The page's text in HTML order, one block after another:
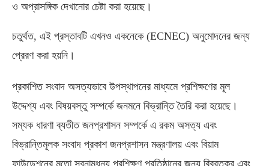
ও অপ্রাসঙ্গিক দেখানোর চেষ্টা করা হয়েছে।
চতুর্থত, এই প্রস্তাবটি এখনও একনেকে (ECNEC) অনুমোদনের জন্য
প্রেরণ করা হয়নি।
প্রকাশিত সংবাদ অসত্যভাবে উপস্থাপনের মাধ্যমে প্রশিক্ষণের মূল
উদ্দেশ্য এবং বিষয়বস্তু সম্পর্কে জনমনে বিভ্রান্তি তৈরি করা হয়েছে।
সম্যক ধারণা ব্যতীত জনপ্রশাসন সম্পর্কে এ রকম অসত্য এবং
বিভ্রান্তিমূলক সংবাদ প্রকাশ জনপ্রশাসন মন্ত্রণালয় এবং বিয়াম